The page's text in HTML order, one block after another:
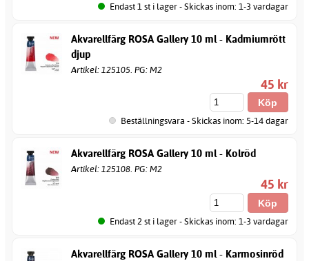
Endast 1 st i lager - Skickas inom: 1-3 vardagar
Akvarellfärg ROSA Gallery 10 ml - Kadmiumrött
djup
Artikel: 125105. PG: M2
45 kr
Beställningsvara - Skickas inom: 5-14 dagar
Akvarellfärg ROSA Gallery 10 ml - Kolröd
Artikel: 125108. PG: M2
45 kr
Endast 2 st i lager - Skickas inom: 1-3 vardagar
Akvarellfärg ROSA Gallery 10 ml - Karmosinröd